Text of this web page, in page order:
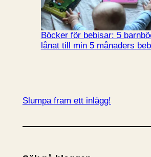
Böcker för bebisar: 5
lånat till min 5 månaders
Slumpa fram ett inlägg!